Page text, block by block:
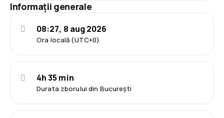
Informații generale
Ora locală (UTC+0)
08:27, 8 aug 2026
Durata zborului din București
4h 35 min